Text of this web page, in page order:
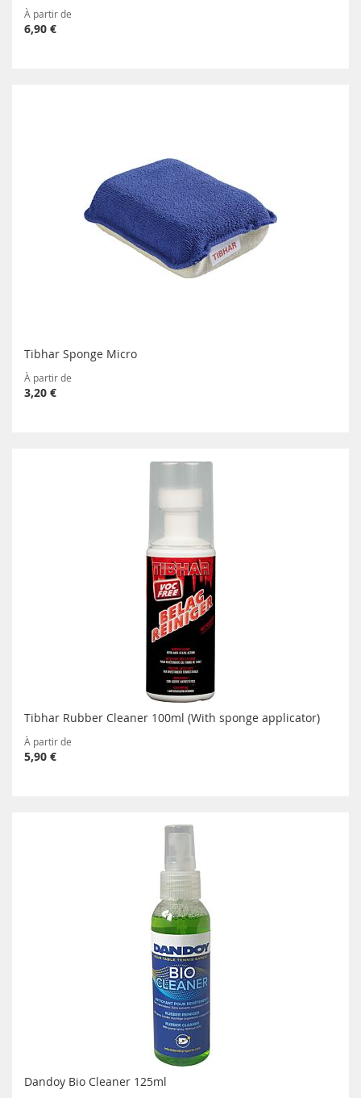
À partir de
6,90 €
Tibhar Sponge Micro
À partir de
3,20 €
Tibhar Rubber Cleaner 100ml (With sponge applicator)
À partir de
5,90 €
Dandoy Bio Cleaner 125ml